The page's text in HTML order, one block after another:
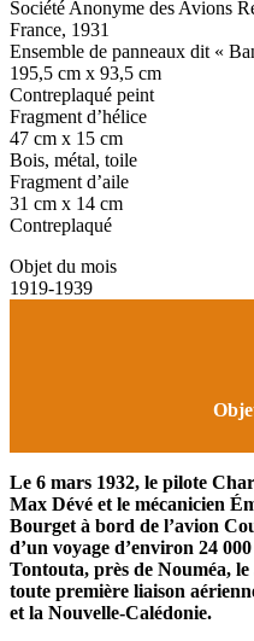
Société Anonyme des Avions
France, 1931
Ensemble de panneaux dit «
195,5 cm x 93,5 cm
Contreplaqué peint
Fragment d’hélice
47 cm x 15 cm
Bois, métal, toile
Fragment d’aile
31 cm x 14 cm
Contreplaqué
Objet du mois
1919-1939
Le 6 mars 1932, le pilote
Max Dévé et le mécanicien
Bourget à bord de l’avion
d’un voyage d’environ 24
Tontouta, près de Nouméa,
toute première liaison
et la Nouvelle-Calédonie.